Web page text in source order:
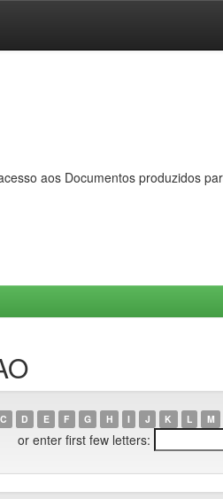
aos Documentos produzidos
C D E F G H I J K L M
or enter first few letters: